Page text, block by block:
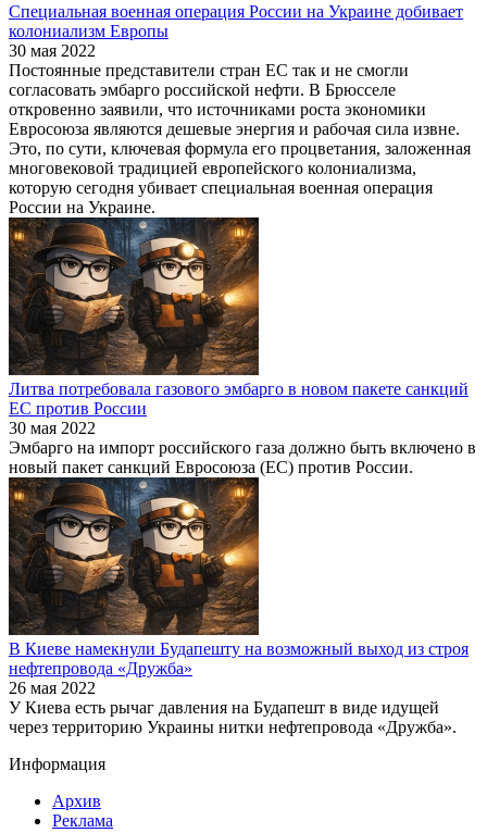
Специальная военная операция России на Украине добивает
колониализм Европы
30 мая 2022
Постоянные представители стран ЕС так и не смогли
согласовать эмбарго российской нефти. В Брюсселе
откровенно заявили, что источниками роста экономики
Евросоюза являются дешевые энергия и рабочая сила извне.
Это, по сути, ключевая формула его процветания, заложенная
многовековой традицией европейского колониализма,
которую сегодня убивает специальная военная операция
России на Украине.
Литва потребовала газового эмбарго в новом пакете санкций
ЕС против России
30 мая 2022
Эмбарго на импорт российского газа должно быть включено в
новый пакет санкций Евросоюза (ЕС) против России.
В Киеве намекнули Будапешту на возможный выход из строя
нефтепровода «Дружба»
26 мая 2022
У Киева есть рычаг давления на Будапешт в виде идущей
через территорию Украины нитки нефтепровода «Дружба».
Информация
Архив
Реклама